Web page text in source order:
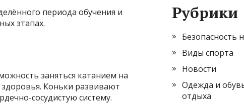
периода обучения и
этапах.
заняться катанием на
Коньки развивают
сосудистую систему.
Рубрики
Безопасность
Виды спорта
Новости
Одежда и
отдыха